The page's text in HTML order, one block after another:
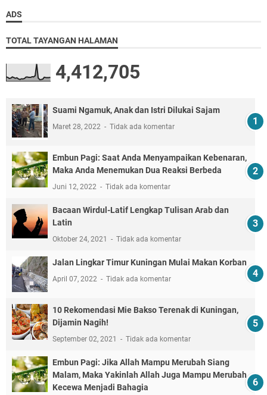
ADS
TOTAL TAYANGAN HALAMAN
4,412,705
Suami Ngamuk, Anak dan Istri Dilukai Sajam
Maret 28, 2022 Tidak ada komentar
Embun Pagi: Saat Anda Menyampaikan Kebenaran,
Maka Anda Menemukan Dua Reaksi Berbeda
Juni 12, 2022 Tidak ada komentar
Bacaan Wirdul-Latif Lengkap Tulisan Arab dan
Latin
Oktober 24, 2021 Tidak ada komentar
Jalan Lingkar Timur Kuningan Mulai Makan Korban
April 07, 2022 Tidak ada komentar
10 Rekomendasi Mie Bakso Terenak di Kuningan,
Dijamin Nagih!
September 02, 2021 Tidak ada komentar
Embun Pagi: Jika Allah Mampu Merubah Siang
Malam, Maka Yakinlah Allah Juga Mampu Merubah
Kecewa Menjadi Bahagia